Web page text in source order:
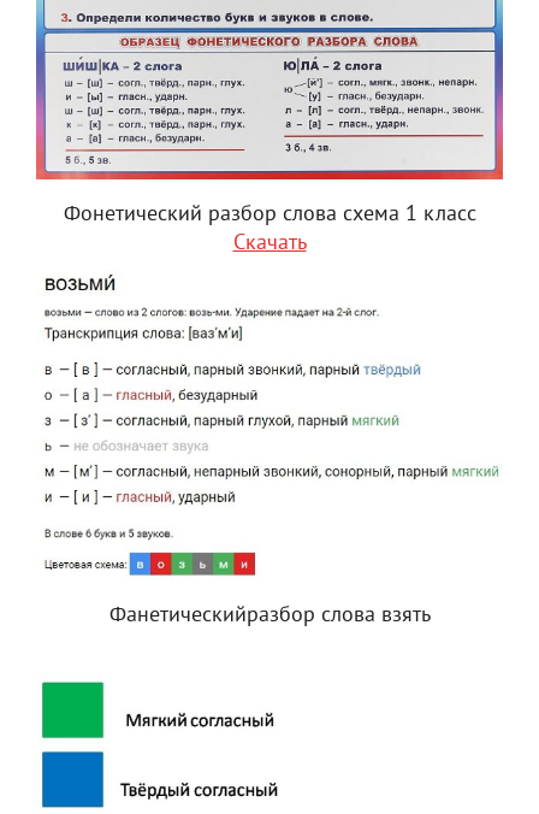
Фонетический разбор слова схема 1 класс
Скачать
Фанетическийразбор слова взять